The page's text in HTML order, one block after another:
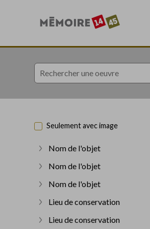
Accèder directement au contenu
Accèder directement au contenu
Seulement avec image
Afficher plus
Nom de l'objet
Afficher plus
Nom de l'objet
Afficher plus
Nom de l'objet
Afficher plus
Lieu de conservation
Afficher plus
Lieu de conservation